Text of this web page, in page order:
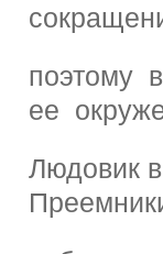
поэтому
ее
Людовик